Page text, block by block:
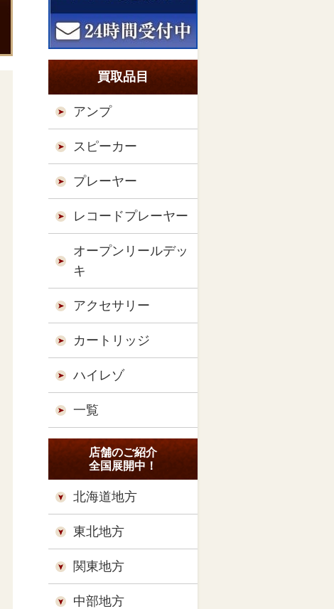
買取品目
アンプ
スピーカー
プレーヤー
レコードプレーヤー
オープンリールデッ
キ
アクセサリー
カートリッジ
ハイレゾ
一覧
店舗のご紹介
全国展開中！
北海道地方
東北地方
関東地方
中部地方